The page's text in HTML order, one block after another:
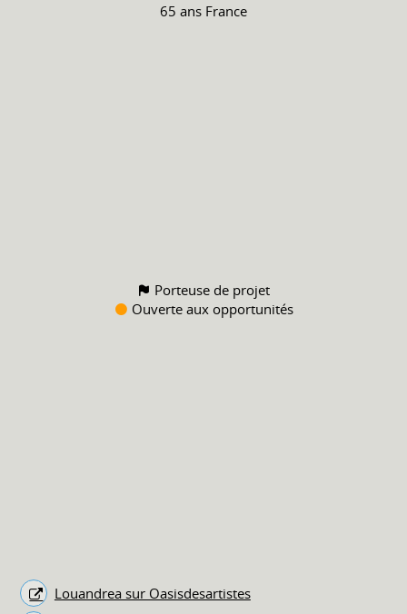
65 ans France
Porteuse de projet
Ouverte aux opportunités
Louandrea sur Oasisdesartistes